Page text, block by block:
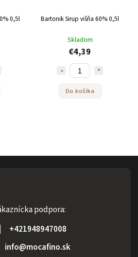
0,5l Bartonik Sirup višňa 60% 0,5l
Skladom
€4,39
Do košíka
podpora:
+421948947008
info@mocafino.sk